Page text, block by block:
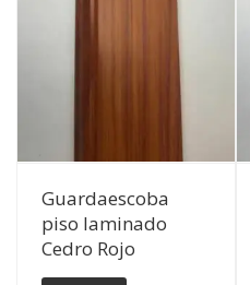
Ver Detalles
Guardaescoba
piso laminado
Cedro Rojo